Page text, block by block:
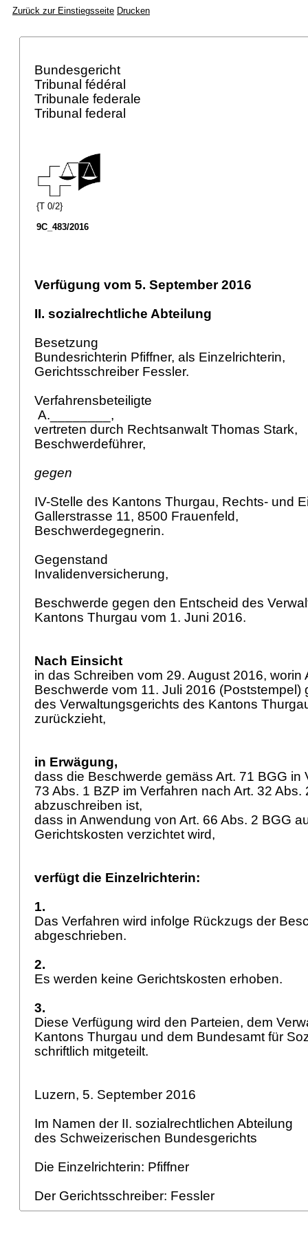
Zurück zur Einstiegsseite Drucken
Bundesgericht
Tribunal fédéral
Tribunale federale
Tribunal federal
{T 0/2}
9C_483/2016
Verfügung vom 5. September 2016
II. sozialrechtliche Abteilung
Besetzung
Bundesrichterin Pfiffner, als Einzelrichterin,
Gerichtsschreiber Fessler.
Verfahrensbeteiligte
A.________,
vertreten durch Rechtsanwalt Thomas Stark,
Beschwerdeführer,
gegen
IV-Stelle des Kantons Thurgau, Rechts- und
Gallerstrasse 11, 8500 Frauenfeld,
Beschwerdegegnerin.
Gegenstand
Invalidenversicherung,
Beschwerde gegen den Entscheid des
Kantons Thurgau vom 1. Juni 2016.
Nach Einsicht
in das Schreiben vom 29. August 2016, worin
Beschwerde vom 11. Juli 2016 (Poststempel)
des Verwaltungsgerichts des Kantons
zurückzieht,
in Erwägung,
dass die Beschwerde gemäss Art. 71 BGG in
73 Abs. 1 BZP im Verfahren nach Art. 32 Abs.
abzuschreiben ist,
dass in Anwendung von Art. 66 Abs. 2 BGG
Gerichtskosten verzichtet wird,
verfügt die Einzelrichterin:
1.
Das Verfahren wird infolge Rückzugs der
abgeschrieben.
2.
Es werden keine Gerichtskosten erhoben.
3.
Diese Verfügung wird den Parteien, dem
Kantons Thurgau und dem Bundesamt für
schriftlich mitgeteilt.
Luzern, 5. September 2016
Im Namen der II. sozialrechtlichen Abteilung
des Schweizerischen Bundesgerichts
Die Einzelrichterin: Pfiffner
Der Gerichtsschreiber: Fessler